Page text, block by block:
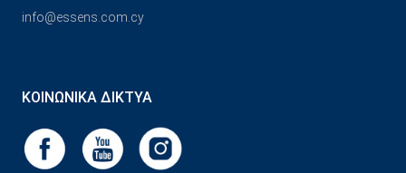
info@essens.com.cy
ΚΟΙΝΩΝΙΚΆ ΔΊΚΤΥΑ